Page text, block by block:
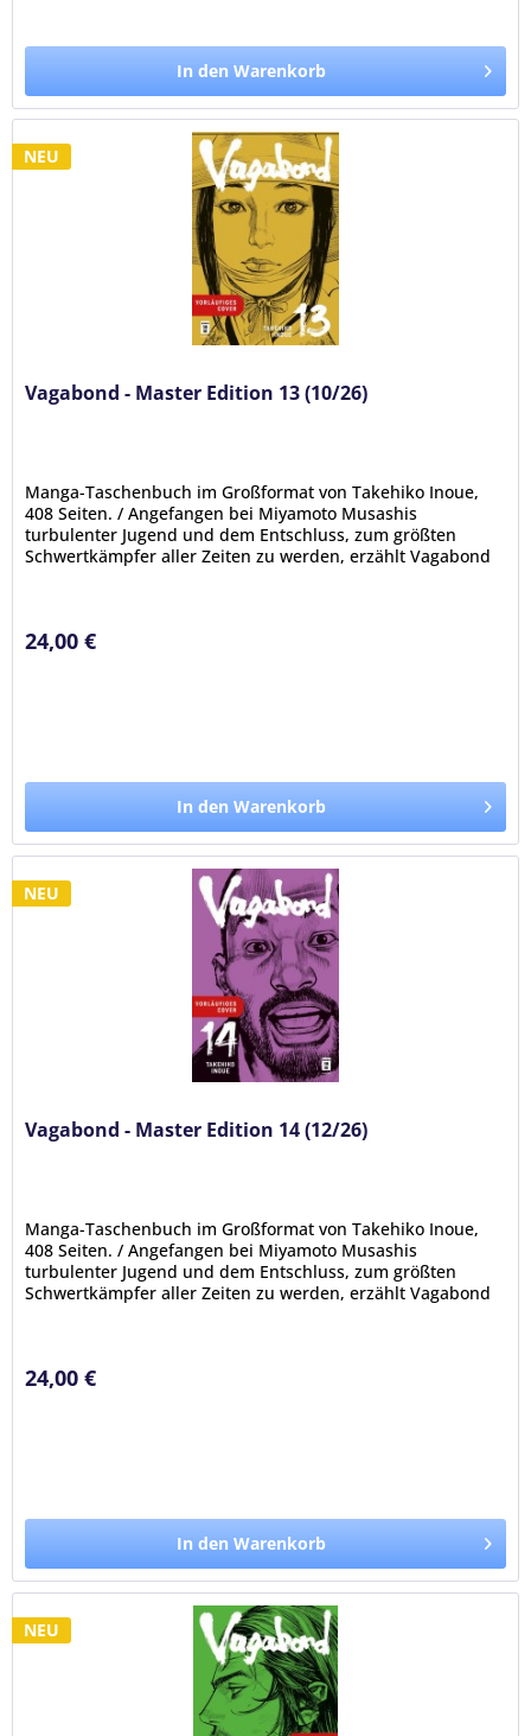
In den Warenkorb
NEU
Vagabond - Master Edition 13 (10/26)
Manga-Taschenbuch im Großformat von Takehiko Inoue,
408 Seiten. / Angefangen bei Miyamoto Musashis
turbulenter Jugend und dem Entschluss, zum größten
Schwertkämpfer aller Zeiten zu werden, erzählt Vagabond
24,00 €
In den Warenkorb
NEU
Vagabond - Master Edition 14 (12/26)
Manga-Taschenbuch im Großformat von Takehiko Inoue,
408 Seiten. / Angefangen bei Miyamoto Musashis
turbulenter Jugend und dem Entschluss, zum größten
Schwertkämpfer aller Zeiten zu werden, erzählt Vagabond
24,00 €
In den Warenkorb
NEU